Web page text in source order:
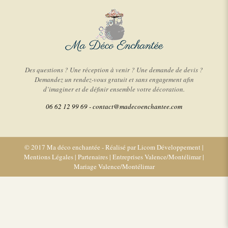
Des questions ? Une réception à venir ? Une demande de devis ?
Demandez un rendez-vous gratuit et sans engagement afin
d’imaginer et de définir ensemble votre décoration.
06 62 12 99 69 -contact@madecoenchantee.com
© 2017 Ma déco enchantée - Réalisé parLicom Développement |
Mentions Légales | Partenaires | Entreprises Valence/Montélimar|
Mariage Valence/Montélimar